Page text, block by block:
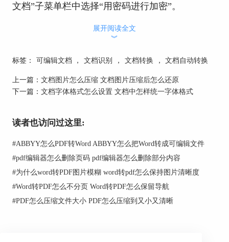
文档”子菜单栏中选择“用密码进行加密”。
经过上一步操作后在office的信息界面会出现
如图3所示的弹窗，用户在这一步需要设置加密文
记无法打开文件的情况出现，从而避免不必要的麻
烦。
图3：设置加密文件的访问密码
展开阅读全文
︾
标签： 可编辑文档 ， 文档识别 ， 文档转换 ， 文档自动转换
上一篇： 文档图片怎么压缩 文档图片压缩后怎么还原
下一篇： 文档字体格式怎么设置 文档中怎样统一字体格式
读者也访问过这里:
#ABBYY怎么PDF转Word ABBYY怎么把Word转成可编辑文件
#pdf编辑器怎么删除页码 pdf编辑器怎么删除部分内容
#为什么word转PDF图片模糊 word转pdf怎么保持图片清晰度
#Word转PDF怎么不分页 Word转PDF怎么保留导航
#PDF怎么压缩文件大小 PDF怎么压缩到又小又清晰